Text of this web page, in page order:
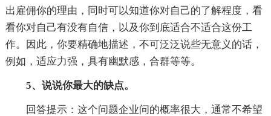
出雇佣你的理由，同时可以知道你对自己的了解程度，看
看你对自己有没有自信，以及你到底适合不适合这份工
作。因此，你要精确地描述，不可泛泛说些无意义的话，
例如，适应力强，具有幽默感，合群等等。
5、说说你最大的缺点。
回答提示：这个问题企业问的概率很大，通常不希望